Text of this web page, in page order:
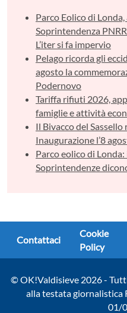
Parco Eolico di
Soprintendenza
L’iter si fa impervio
Pelago ricorda gli
agosto la
Podernovo
Tariffa rifiuti 2026,
famiglie e attività
Il Bivacco del
Inaugurazione l’8
Parco eolico di
Soprintendenze
Contattaci
Cookie
Policy
© OK!Valdisieve 2026 -
alla testata giornalistica
01/